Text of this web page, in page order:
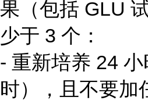
果（包括 GLU
少于 3 个：
- 重新培养 24
时），且不要加